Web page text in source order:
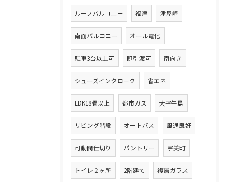
ルーフバルコニー 福津 津屋崎
南面バルコニー オール電化
駐車3台以上可 即引渡可 南向き
シューズインクローク 省エネ
LDK18畳以上 都市ガス 大字牛島
リビング階段 オートバス 風通良好
可動間仕切り パントリー 宇美町
トイレ２ヶ所 2階建て 複層ガラス